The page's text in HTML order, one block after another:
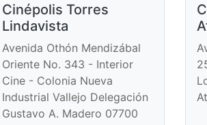
Cinépolis Torres
Lindavista
Avenida Othón Mendizábal
Oriente No. 343 - Interior
Cine - Colonia Nueva
Industrial Vallejo Delegación
Gustavo A. Madero 07700